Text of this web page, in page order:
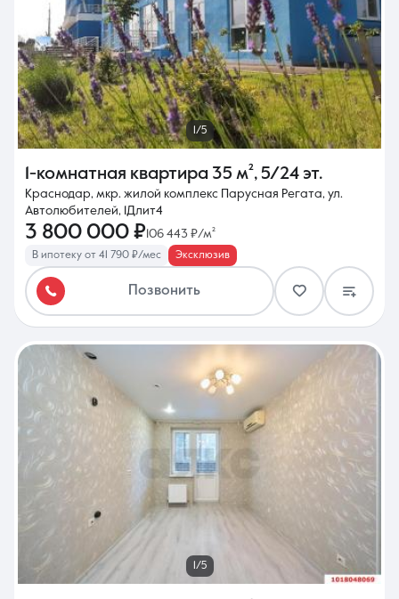
1/5
1-комнатная квартира 35 м², 5/24 эт.
Краснодар, мкр. жилой комплекс Парусная Регата, ул.
Автолюбителей, 1Длит4
3 800 000 ₽106 443 ₽/м²
В ипотеку от 41 790 ₽/мес Эксклюзив
Позвонить
1/5